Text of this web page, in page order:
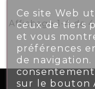
Affichage 1-4 de
Ce site Web
ceux de tiers
et vous
préférences
de
sur le bouton